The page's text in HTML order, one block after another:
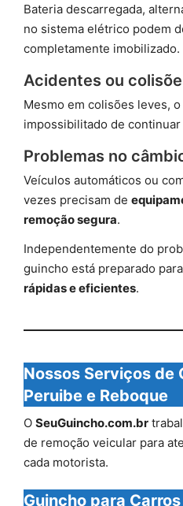
Bateria descarregada,
no sistema elétrico podem
completamente imobilizado.
Acidentes ou
Mesmo em colisões leves,
impossibilitado de
Problemas no
Veículos automáticos ou
vezes precisam de
remoção segura.
Independentemente do
guincho está preparado
rápidas e eficientes.
Nossos Serviços de
Peruibe e Reboque
O SeuGuincho.com.br
de remoção veicular para
cada motorista.
Guincho para